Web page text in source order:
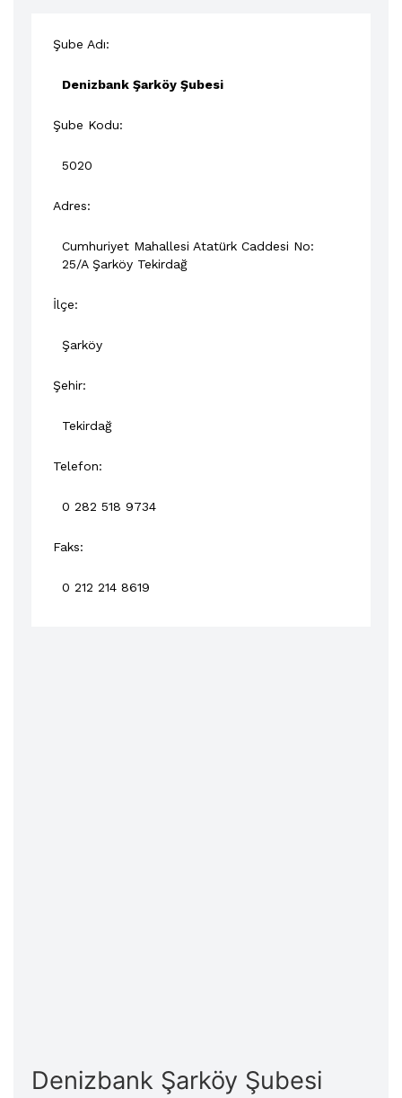
Şube Adı:
Denizbank Şarköy Şubesi
Şube Kodu:
5020
Adres:
Cumhuriyet Mahallesi Atatürk Caddesi No:
25/A Şarköy Tekirdağ
İlçe:
Şarköy
Şehir:
Tekirdağ
Telefon:
0 282 518 9734
Faks:
0 212 214 8619
Denizbank Şarköy Şubesi